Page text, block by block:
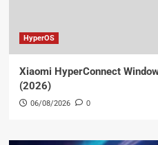
HyperOS
Xiaomi HyperConnect
(2026)
06/08/2026 0